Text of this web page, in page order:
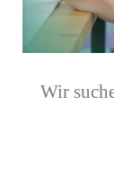
Wir